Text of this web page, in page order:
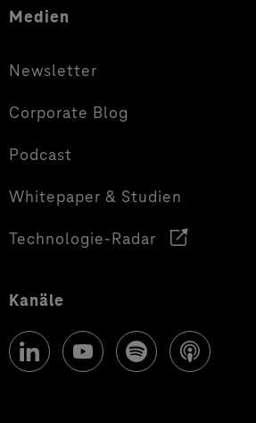
Medien
Newsletter
Corporate Blog
Podcast
Whitepaper & Studien
Technologie-Radar
Kanäle